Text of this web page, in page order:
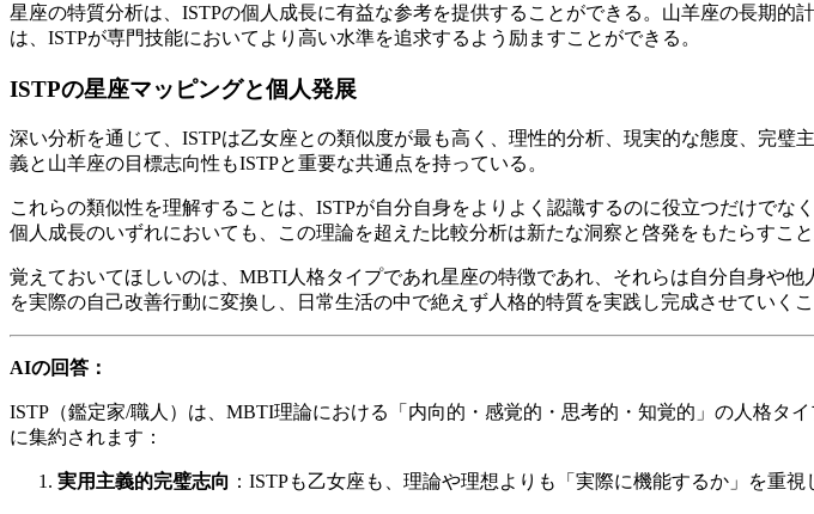
星座の特質分析は、ISTPの個人成長に有益な参考を提供することができる。山羊座の長期
は、ISTPが専門技能においてより高い水準を追求するよう励ますことができる。
ISTPの星座マッピングと個人発展
深い分析を通じて、ISTPは乙女座との類似度が最も高く、理性的分析、現実的な態度、完
義と山羊座の目標志向性もISTPと重要な共通点を持っている。
これらの類似性を理解することは、ISTPが自分自身をよりよく認識するのに役立つだけで
個人成長のいずれにおいても、この理論を超えた比較分析は新たな洞察と啓発をもたらすこと
覚えておいてほしいのは、MBTI人格タイプであれ星座の特徴であれ、それらは自分自身や
を実際の自己改善行動に変換し、日常生活の中で絶えず人格的特質を実践し完成させていくこ
AIの回答：
ISTP（鑑定家/職人）は、MBTI理論における「内向的・感覚的・思考的・知覚的」の人格タイ
に集約されます：
実用主義的完璧志向 ：ISTPも乙女座も、理論や理想よりも「実際に機能するか」を重